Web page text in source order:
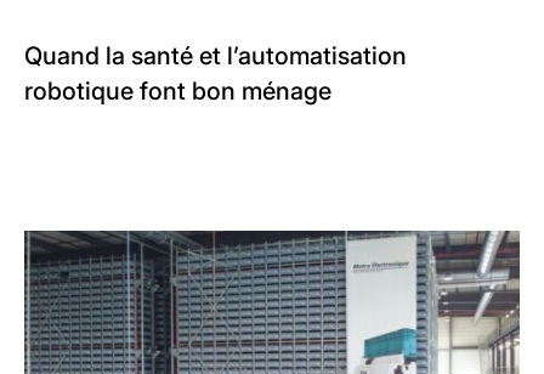
Quand la santé et l’automatisation
robotique font bon ménage